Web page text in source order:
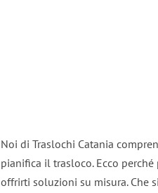
Noi di Traslochi Catania
pianifica il trasloco. Ecco
offrirti soluzioni su misura. Che